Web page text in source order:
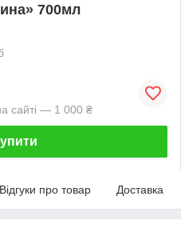
700мл
сайті — 1 000 ₴
Відгуки про товар Доставка